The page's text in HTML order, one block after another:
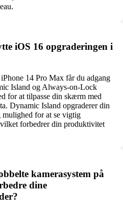
iOS 16 opgraderingen i
14 Pro Max får du adgang
Island og Always-on-Lock
for at tilpasse din skærm med
Dynamic Island opgraderer din
for at se vigtig
forbedrer din produktivitet
kamerasystem på
dine